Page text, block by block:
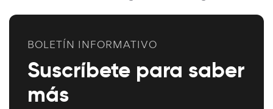
BOLETÍN INFORMATIVO
Suscríbete para saber
más